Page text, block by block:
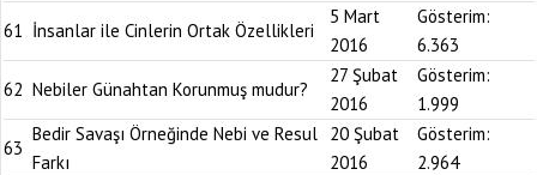
61 İnsanlar ile Cinlerin Ortak Özellikleri
5 Mart
2016
Gösterim:
6.363
62 Nebiler Günahtan Korunmuş mudur?
27 Şubat
2016
Gösterim:
1.999
63
Bedir Savaşı Örneğinde Nebi ve Resul
Farkı
20 Şubat
2016
Gösterim:
2.964